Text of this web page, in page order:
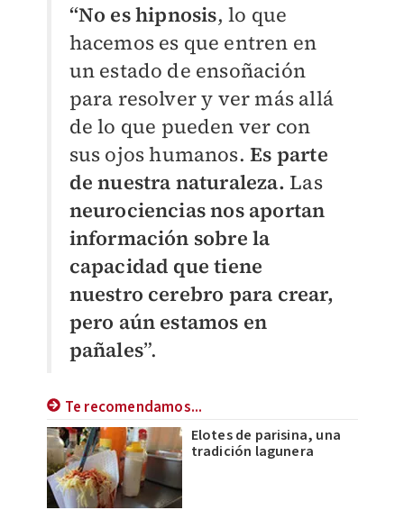
“No es hipnosis, lo que
hacemos es que entren en
un estado de ensoñación
para resolver y ver más allá
de lo que pueden ver con
sus ojos humanos. Es parte
de nuestra naturaleza. Las
neurociencias nos aportan
información sobre la
capacidad que tiene
nuestro cerebro para crear,
pero aún estamos en
pañales”.
Te recomendamos...
Elotes de parisina, una
tradición lagunera